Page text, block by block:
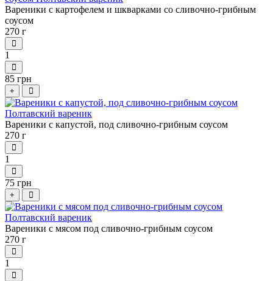
Вареники с картофелем и шкварками со сливочно-грибным
соусом
270 г
1
85 грн
+
Вареники с капустой, под сливочно-грибным соусом
270 г
1
75 грн
+
Вареники с мясом под сливочно-грибным соусом
270 г
1